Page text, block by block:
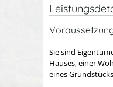
Sie sind
Hauses, einer
eines